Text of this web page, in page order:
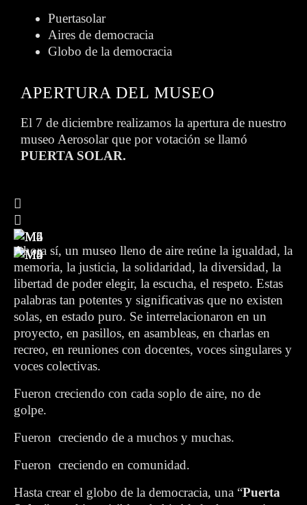
Puertasolar
Aires de democracia
Globo de la democracia
APERTURA DEL MUSEO
El 7 de diciembre realizamos la apertura de nuestro
museo Aerosolar que por votación se llamó
PUERTA SOLAR.
Ahora sí, un museo lleno de aire reúne la igualdad, la
memoria, la justicia, la solidaridad, la diversidad, la
libertad de poder elegir, la escucha, el respeto. Estas
palabras tan potentes y significativas que no existen
solas, en estado puro. Se interrelacionaron en un
proyecto, en pasillos, en asambleas, en charlas en
recreo, en reuniones con docentes, voces singulares y
voces colectivas.
Fueron creciendo con cada soplo de aire, no de
golpe.
Fueron creciendo de a muchos y muchas.
Fueron creciendo en comunidad.
Hasta crear el globo de la democracia, una “Puerta